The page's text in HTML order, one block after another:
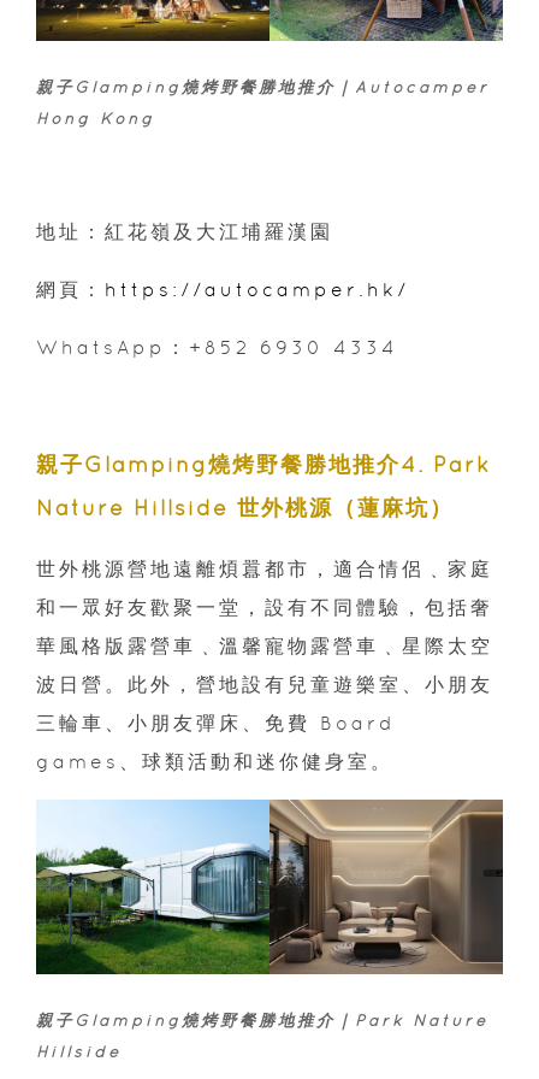
親子Glamping燒烤野餐勝地推介｜Autocamper
Hong Kong
地址：紅花嶺及大江埔羅漢園
網頁： https://autocamper.hk/
WhatsApp：+852 6930 4334
親子Glamping燒烤野餐勝地推介4. Park
Nature Hillside 世外桃源（蓮麻坑）
世外桃源營地遠離煩囂都市，適合情侶﹑家庭
和一眾好友歡聚一堂，設有不同體驗，包括奢
華風格版露營車﹑溫馨寵物露營車﹑星際太空
波日營。此外，營地設有兒童遊樂室、小朋友
三輪車、小朋友彈床、免費 Board
games、球類活動和迷你健身室。
親子Glamping燒烤野餐勝地推介｜Park Nature
Hillside